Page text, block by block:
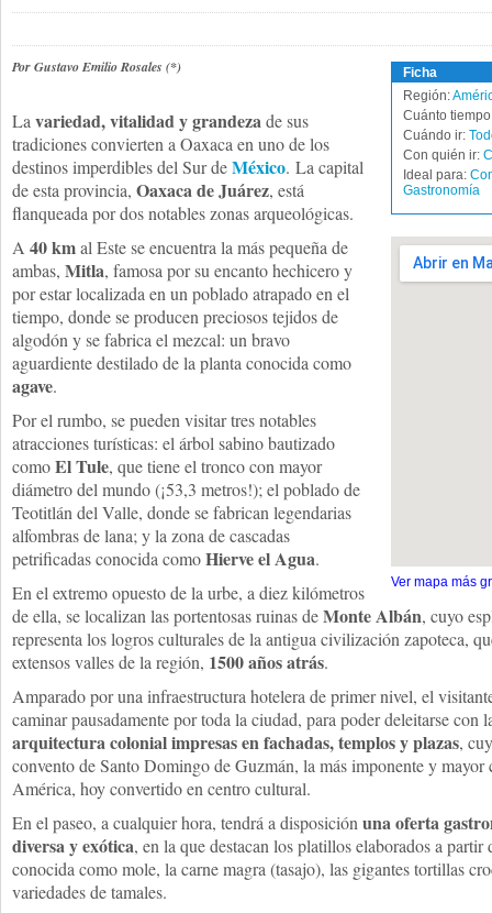
Ficha
Región:
Cuánto
Cuándo ir:
Con quién ir:
Ideal para:
Gastronomía
Ver mapa más
Por Gustavo Emilio Rosales (*)
La variedad, vitalidad y grandezade sus
tradiciones convierten a Oaxaca en uno de los
destinos imperdibles del Sur deMéxico. La capital
de esta provincia, Oaxaca de Juárez, está
flanqueada por dos notables zonas arqueológicas.
A 40 kmal Este se encuentra la más pequeña de
ambas, Mitla, famosa por su encanto hechicero y
por estar localizada en un poblado atrapado en el
tiempo, donde se producen preciosos tejidos de
algodón y se fabrica el mezcal: un bravo
aguardiente destilado de la planta conocida como
agave.
Por el rumbo, se pueden visitar tres notables
atracciones turísticas: el árbol sabino bautizado
comoEl Tule, que tiene el tronco con mayor
diámetro del mundo (¡53,3 metros!); el poblado de
Teotitlán del Valle, donde se fabrican legendarias
alfombras de lana; y la zona de cascadas
petrificadas conocida comoHierve el Agua.
En el extremo opuesto de la urbe, a diez kilómetros
de ella, se localizan las portentosas ruinas deMonte Albán, cuyo
representa los logros culturales de la antigua civilización zapoteca,
extensos valles de la región, 1500 años atrás.
Amparado por una infraestructura hotelera de primer nivel, el
caminar pausadamente por toda la ciudad, para poder deleitarse con
arquitectura colonial impresas en fachadas, templos y plazas,
convento de Santo Domingo de Guzmán, la más imponente y
América, hoy convertido en centro cultural.
En el paseo, a cualquier hora, tendrá a disposición una oferta
diversa y exótica, en la que destacan los platillos elaborados a partir
conocida como mole, la carne magra (tasajo), las gigantes tortillas
variedades de tamales.